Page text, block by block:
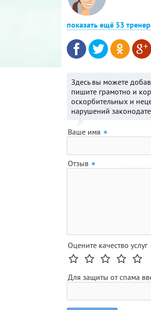
показать ещё 53
Здесь вы можете
пишите грамотно и
оскорбительных и
нарушений
Ваше имя
Отзыв
Оцените качество услуг
Для защиты от спама